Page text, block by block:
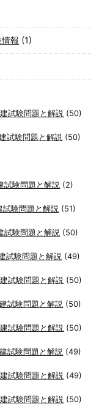
報 (1)
試験問題と解説 (50)
試験問題と解説 (50)
験問題と解説 (2)
験問題と解説 (51)
験問題と解説 (50)
試験問題と解説 (49)
試験問題と解説 (50)
試験問題と解説 (50)
試験問題と解説 (50)
試験問題と解説 (49)
試験問題と解説 (49)
試験問題と解説 (50)